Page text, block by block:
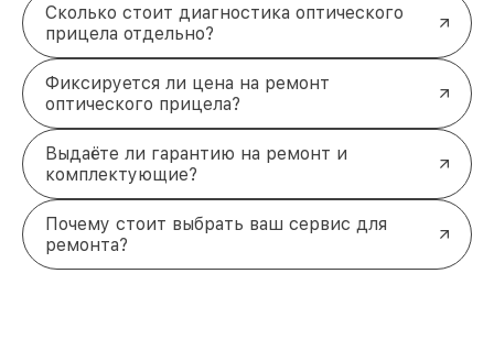
Сколько стоит диагностика оптического
прицела отдельно?
Фиксируется ли цена на ремонт
оптического прицела?
Выдаёте ли гарантию на ремонт и
комплектующие?
Почему стоит выбрать ваш сервис для
ремонта?